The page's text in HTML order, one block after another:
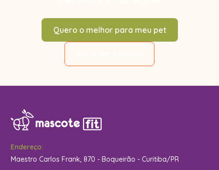
Quero o melhor para meu pet
Endereço:
Maestro Carlos Frank, 870 - Boqueirão - Curitiba/PR